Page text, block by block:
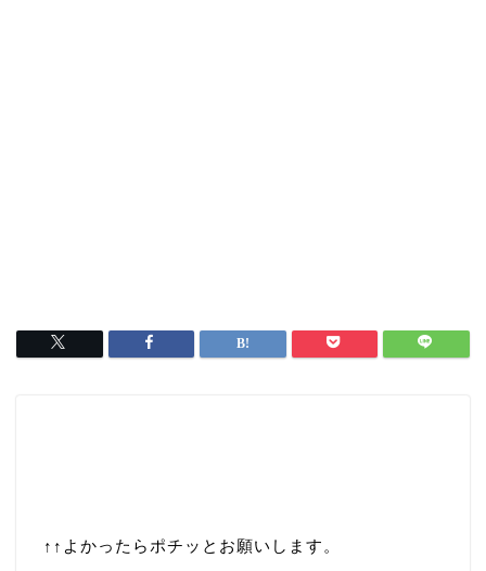
↑↑ よかったらポチッとお願いします。